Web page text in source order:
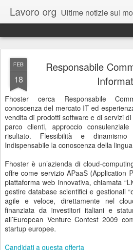
Lavoro org Ultime notizie sul mondo del lavoro. Un canale informativo dedicato ai giovani e a tutti coloro che sono in cerca di un lavoro. Il blog rappresenta una estensione
FEB
18
Responsabile
Fhoster cerca Responsabile
conoscenza del mercato IT ed
vendita di prodotti software e di servizi
parco clienti, approccio
risultato. Flessibilità e
Indispensabile la conoscenza della
Fhoster è un’azienda di cloud-
offre come servizio APaaS (Application
piattaforma web innovativa, chiamata
gestire database scientifici e gestionali
agile e veloce, direttamente nel
finanziata da investitori italiani e
all’European Venture Contest 2009
startup europee.
Candidati a questa offerta